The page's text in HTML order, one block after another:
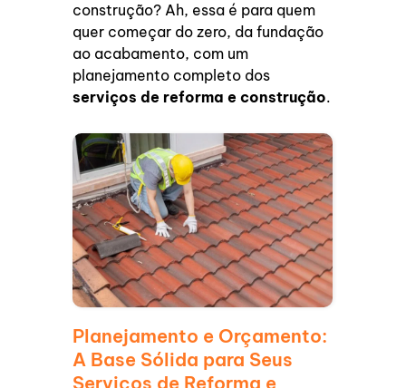
construção? Ah, essa é para quem
quer começar do zero, da fundação
ao acabamento, com um
planejamento completo dos
serviços de reforma e construção.
Planejamento e Orçamento:
A Base Sólida para Seus
Serviços de Reforma e